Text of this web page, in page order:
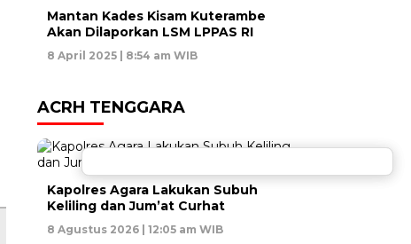
Mantan Kades Kisam Kuterambe
Akan Dilaporkan LSM LPPAS RI
8 April 2025 | 8:54 am WIB
ACRH TENGGARA
Kapolres Agara Lakukan Subuh
Keliling dan Jum’at Curhat
8 Agustus 2026 | 12:05 am WIB